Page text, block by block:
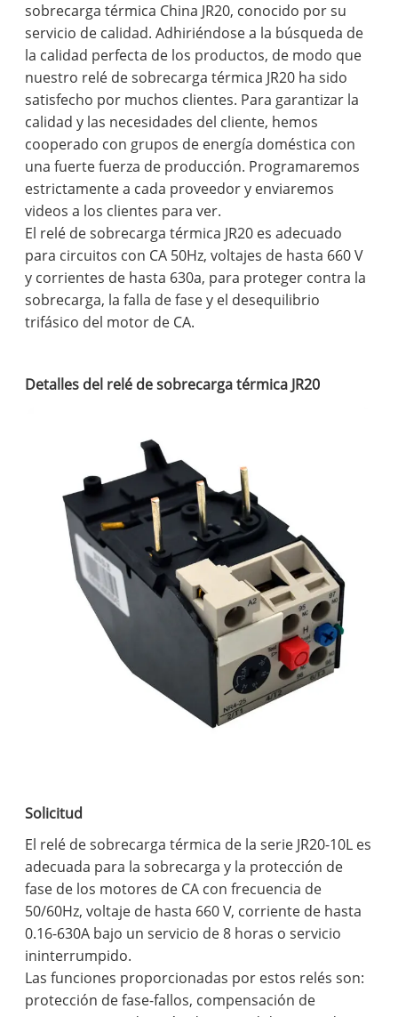
sobrecarga térmica China JR20, conocido por su
servicio de calidad. Adhiriéndose a la búsqueda de
la calidad perfecta de los productos, de modo que
nuestro relé de sobrecarga térmica JR20 ha sido
satisfecho por muchos clientes. Para garantizar la
calidad y las necesidades del cliente, hemos
cooperado con grupos de energía doméstica con
una fuerte fuerza de producción. Programaremos
estrictamente a cada proveedor y enviaremos
videos a los clientes para ver.
El relé de sobrecarga térmica JR20 es adecuado
para circuitos con CA 50Hz, voltajes de hasta 660 V
y corrientes de hasta 630a, para proteger contra la
sobrecarga, la falla de fase y el desequilibrio
trifásico del motor de CA.
Detalles del relé de sobrecarga térmica JR20
Solicitud
El relé de sobrecarga térmica de la serie JR20-10L es
adecuada para la sobrecarga y la protección de
fase de los motores de CA con frecuencia de
50/60Hz, voltaje de hasta 660 V, corriente de hasta
0.16-630A bajo un servicio de 8 horas o servicio
ininterrumpido.
Las funciones proporcionadas por estos relés son:
protección de fase-fallos, compensación de